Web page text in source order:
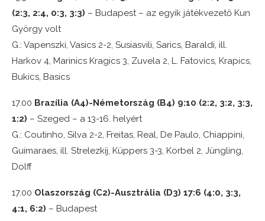
(2:3, 2:4, 0:3, 3:3) – Budapest – az egyik játékvezető Kun
György volt
G.: Vapenszki, Vasics 2-2, Susiasvili, Sarics, Baraldi, ill.
Harkov 4, Marinics Kragics 3, Zuvela 2, L. Fatovics, Krapics,
Bukics, Basics
17.00 Brazília (A4)-Németország (B4) 9:10 (2:2, 3:2, 3:3,
1:2) – Szeged – a 13-16. helyért
G.: Coutinho, Silva 2-2, Freitas, Real, De Paulo, Chiappini,
Guimaraes, ill. Strelezkíj, Küppers 3-3, Korbel 2, Jüngling,
Dolff
17.00 Olaszország (C2)-Ausztrália (D3) 17:6 (4:0, 3:3,
4:1, 6:2) – Budapest